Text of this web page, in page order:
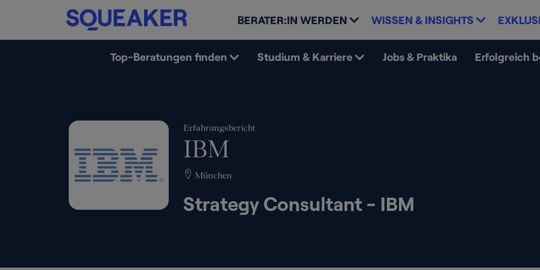
BERATER:IN WERDEN WISSEN & INSIGHTS
Top-Beratungen finden Studium & Karriere Jobs & Praktika Erfolgreich
Erfahrungsbericht
IBM
München
Strategy Consultant - IBM